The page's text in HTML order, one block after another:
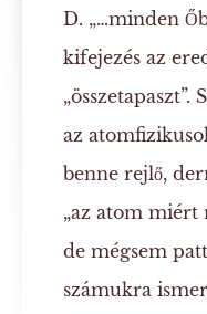
D. „…minden
kifejezés az
az
benne rejlő,
„az atom miért
de mégsem
számukra